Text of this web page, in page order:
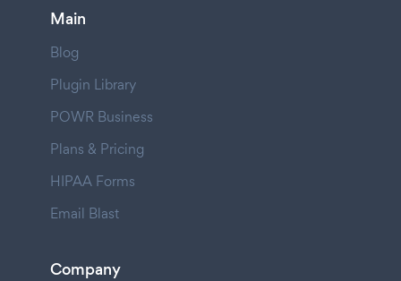
Main
Blog
Plugin Library
POWR Business
Plans & Pricing
HIPAA Forms
Email Blast
Company